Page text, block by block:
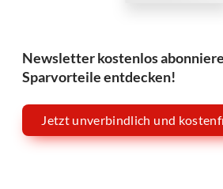
Newsletter kostenlos
Sparvorteile entdecken!
Jetzt unverbindlich und